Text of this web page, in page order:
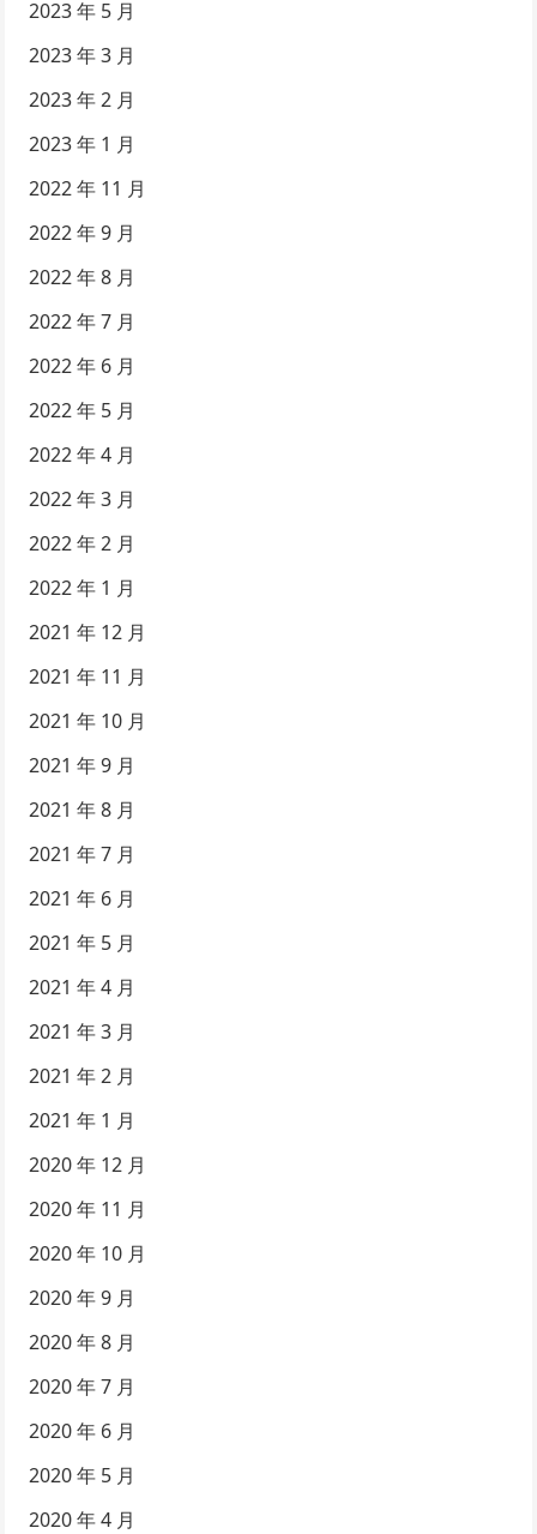
2023 年 5 月
2023 年 3 月
2023 年 2 月
2023 年 1 月
2022 年 11 月
2022 年 9 月
2022 年 8 月
2022 年 7 月
2022 年 6 月
2022 年 5 月
2022 年 4 月
2022 年 3 月
2022 年 2 月
2022 年 1 月
2021 年 12 月
2021 年 11 月
2021 年 10 月
2021 年 9 月
2021 年 8 月
2021 年 7 月
2021 年 6 月
2021 年 5 月
2021 年 4 月
2021 年 3 月
2021 年 2 月
2021 年 1 月
2020 年 12 月
2020 年 11 月
2020 年 10 月
2020 年 9 月
2020 年 8 月
2020 年 7 月
2020 年 6 月
2020 年 5 月
2020 年 4 月